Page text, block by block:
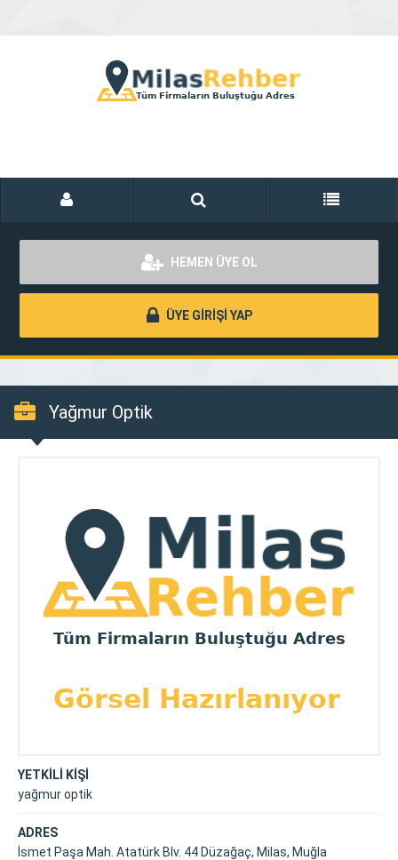
HEMEN ÜYE OL
ÜYE GİRİŞİ YAP
Yağmur Optik
YETKİLİ KİŞİ
yağmur optik
ADRES
İsmet Paşa Mah. Atatürk Blv. 44 Düzağaç, Milas, Muğla